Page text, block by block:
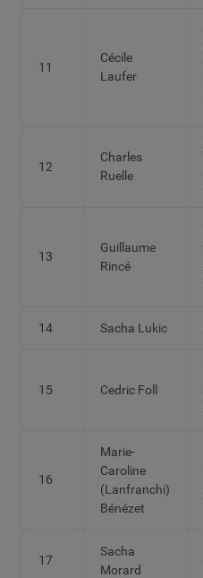
11
Cécile
Laufer
12
Charles
Ruelle
13
Guillaume
Rincé
14 Sacha Lukic
15 Cedric Foll
16
Marie-
Caroline
(Lanfranchi)
Bénézet
17
Sacha
Morard